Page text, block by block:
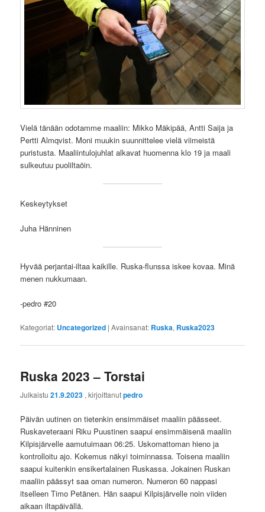
Vielä tänään odotamme maaliin: Mikko Mäkipää, Antti Saija ja
Pertti Almqvist. Moni muukin suunnittelee vielä viimeistä
puristusta. Maaliintulojuhlat alkavat huomenna klo 19 ja maali
sulkeutuu puoliltaöin.
Keskeytykset
Juha Hänninen
Hyvää perjantai-iltaa kaikille. Ruska-flunssa iskee kovaa. Minä
menen nukkumaan.
-pedro #20
Kategoriat: Uncategorized |Avainsanat: Ruska, Ruska2023
Ruska 2023 – Torstai
Julkaistu21.9.2023 , kirjoittanutpedro
Päivän uutinen on tietenkin ensimmäiset maaliin päässeet.
Ruskaveteraani Riku Puustinen saapui ensimmäisenä maaliin
Kilpisjärvelle aamutuimaan 06:25. Uskomattoman hieno ja
kontrolloitu ajo. Kokemus näkyi toiminnassa. Toisena maaliin
saapui kuitenkin ensikertalainen Ruskassa. Jokainen Ruskan
maaliin päässyt saa oman numeron. Numeron 60 nappasi
itselleen Timo Petänen. Hän saapui Kilpisjärvelle noin viiden
aikaan iltapäivällä.